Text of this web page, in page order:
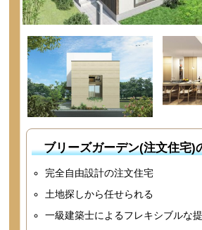
ブリーズガーデン(注文住宅)
完全自由設計の注文住宅
土地探しから任せられる
一級建築士によるフレキシブルな